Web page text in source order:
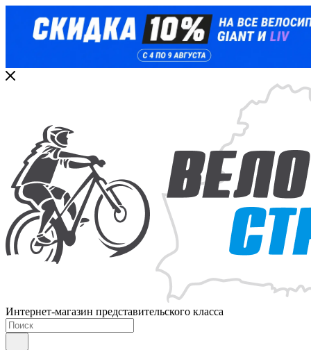
Интернет-магазин представительского класса